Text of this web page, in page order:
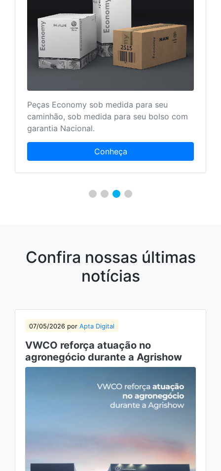
Peças Economy sob medida para seu
caminhão, sob medida para seu bolso com
garantia Nacional.
Conheça
Confira nossas últimas
notícias
07/05/2026 por Apta Digital
VWCO reforça atuação no
agronegócio durante a Agrishow